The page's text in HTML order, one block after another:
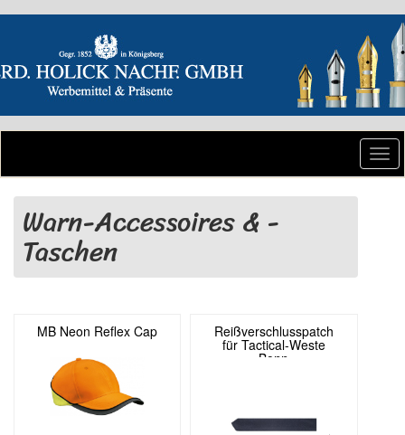
Warn-Accessoires & -
Taschen
MB Neon Reflex Cap Reißverschlusspatch
für Tactical-Weste
Bonn